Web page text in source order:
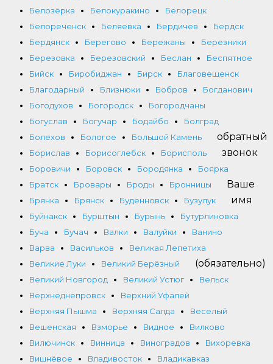
Белозёрка
Белокуракино
Белорецк
Белореченск
Беляевка Бердичев
Бердск
Бердянск
Берегово Бережаны
Березники
Березовка
Березовский Беслан
Беспятное
Бийск
Биробиджан Бирск
Благовещенск
Благодарный
Близнюки Бобров
Богданович
Богодухов
Богородск
Богородчаны
Богуслав
Богучар Бодайбо
Болград
Болехов
Бологое
Большой Камень
Борислав
Борисоглебск
Борисполь
Боровичи
Боровск Бородянка
Боярка
Братск
Бровары Броды
Бронницы
Брянка
Брянск Буденновск
Бузулук
Буйнакск
Бурштын Бурынь
Бутурлиновка
Буча
Бучач Валки Валуйки
Ванино
Варва
Васильков
Великая Лепетиха
Великие Луки
Великий Берёзный
Великий Новгород
Великий Устюг
Вельск
Верхнеднепровск
Верхний Уфалей
Верхняя Пышма
Верхняя Салда
Веселый
Вешенская
Взморье Видное
Вилково
Вилючинск
Винница Виноградов
Вихоревка
Вишнёвое
Владивосток
Владикавказ
обратный
звонок
Ваше
имя
(обязательно)